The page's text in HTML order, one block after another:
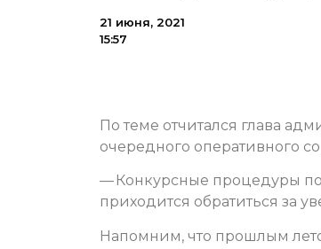
21 июня, 2021
15:57
По теме отчитался глава
очередного оперативного
— Конкурсные процедуры
приходится обратиться за
Напомним, что прошлым